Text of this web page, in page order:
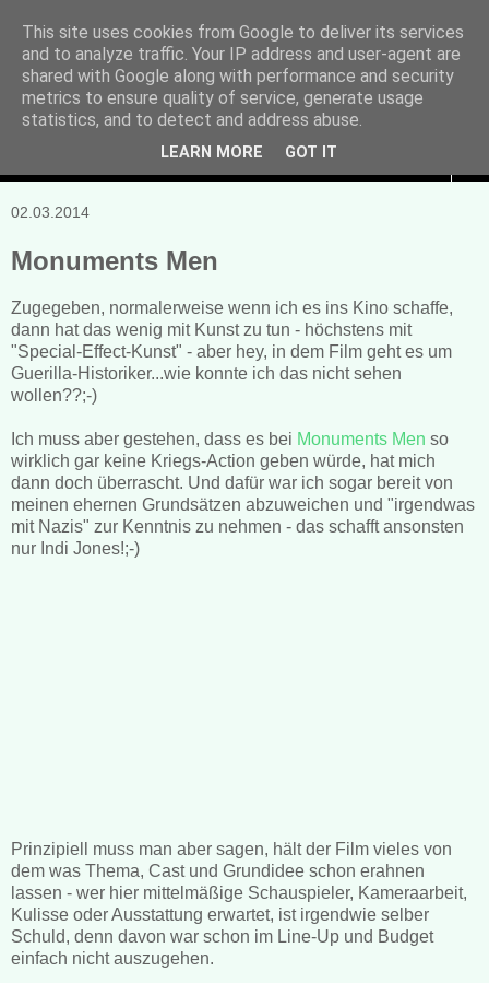
Manuela Sonntag
Bücher, Blogs & mehr
02.03.2014
Monuments Men
Zugegeben, normalerweise wenn ich es ins Kino schaffe,
dann hat das wenig mit Kunst zu tun - höchstens mit
"Special-Effect-Kunst" - aber hey, in dem Film geht es um
Guerilla-Historiker...wie konnte ich das nicht sehen
wollen??;-)
Ich muss aber gestehen, dass es bei Monuments Men so
wirklich gar keine Kriegs-Action geben würde, hat mich
dann doch überrascht. Und dafür war ich sogar bereit von
meinen ehernen Grundsätzen abzuweichen und "irgendwas
mit Nazis" zur Kenntnis zu nehmen - das schafft ansonsten
nur Indi Jones!;-)
Prinzipiell muss man aber sagen, hält der Film vieles von
dem was Thema, Cast und Grundidee schon erahnen
lassen - wer hier mittelmäßige Schauspieler, Kameraarbeit,
Kulisse oder Ausstattung erwartet, ist irgendwie selber
Schuld, denn davon war schon im Line-Up und Budget
einfach nicht auszugehen.
This site uses cookies from Google to deliver its services
and to analyze traffic. Your IP address and user-agent are
shared with Google along with performance and security
metrics to ensure quality of service, generate usage
statistics, and to detect and address abuse.
LEARN MORE GOT IT